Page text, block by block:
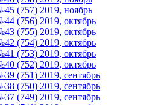
(757) 2019, ноябрь
(756) 2019, октябрь
(755) 2019, октябрь
(754) 2019, октябрь
(753) 2019, октябрь
(752) 2019, октябрь
(751) 2019, сентябрь
(750) 2019, сентябрь
(749) 2019, сентябрь